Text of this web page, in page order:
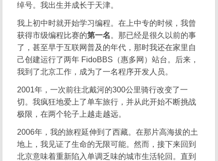
绰号。我出生并成长于天津。
我上初中时就开始学习编程。在上中专的时候，我曾
获得市级编程比赛的第一名 。那已经是很久以前的事
了，甚至早于互联网普及的年代，那时我还在家里自
己创建运行了两年 FidoBBS（惠多网）站台。后来，
我到了北京工作，成为了一名程序开发人员。
2001年，一次前往北戴河的300公里骑行改变了一
切。我疯狂地爱上了单车旅行，并从此开始不断挑战
极限，在两个轮子上越走越远。
2006年，我的旅程延伸到了西藏。在那片高海拔的土
地上，我见证了生命的无限可能。然而，接下来回到
北京意味着重新陷入单调乏味的城市生活轮回。直到